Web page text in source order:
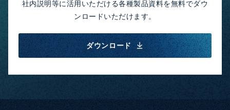
社内説明等に活用いただける各種製品資料を無料でダウ
ンロードいただけます。
ダウンロード